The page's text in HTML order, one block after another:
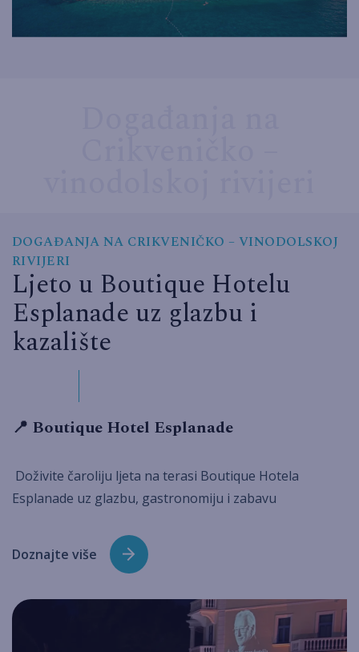
DOGAĐANJA NA CRIKVENIČKO – VINODOLSKOJ
RIVIJERI
Ljeto u Boutique Hotelu
Esplanade uz glazbu i
kazalište
📍 Boutique Hotel Esplanade
Doživite čaroliju ljeta na terasi Boutique Hotela
Esplanade uz glazbu, gastronomiju i zabavu
Doznajte više